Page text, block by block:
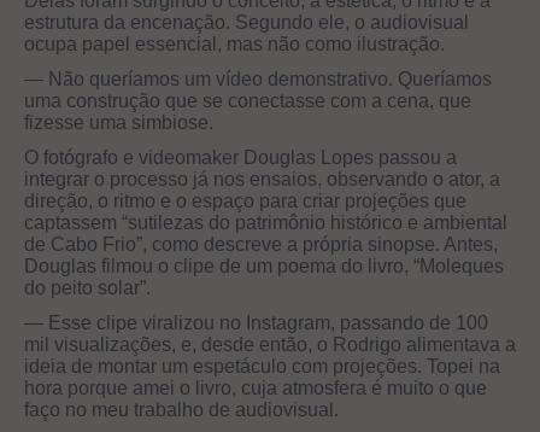
estrutura da encenação. Segundo ele, o audiovisual
ocupa papel essencial, mas não como ilustração.
— Não queríamos um vídeo demonstrativo. Queríamos
uma construção que se conectasse com a cena, que
fizesse uma simbiose.
O fotógrafo e videomaker Douglas Lopes passou a
integrar o processo já nos ensaios, observando o ator, a
direção, o ritmo e o espaço para criar projeções que
captassem “sutilezas do patrimônio histórico e ambiental
de Cabo Frio”, como descreve a própria sinopse. Antes,
Douglas filmou o clipe de um poema do livro, “Moleques
do peito solar”.
— Esse clipe viralizou no Instagram, passando de 100
mil visualizações, e, desde então, o Rodrigo alimentava a
ideia de montar um espetáculo com projeções. Topei na
hora porque amei o livro, cuja atmosfera é muito o que
faço no meu trabalho de audiovisual.